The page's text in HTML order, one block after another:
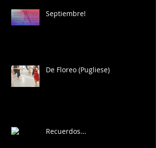
Septiembre!
De Floreo (Pugliese)
Recuerdos...